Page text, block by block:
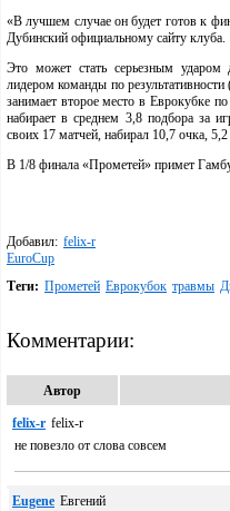
«В лучшем случае он будет готов к
Дубинский официальному сайту клуба.
Это может стать серьезным ударом
лидером команды по
занимает второе место в Еврокубке
набирает в среднем 3,8 подбора за
своих 17 матчей, набирал 10,7 очка,
В 1/8 финала «Прометей» примет
Добавил: felix-r
EuroCup
Теги: Прометей Еврокубок травмы
Комментарии:
Автор
felix-r felix-r
не повезло от слова совсем
Eugene Евгений